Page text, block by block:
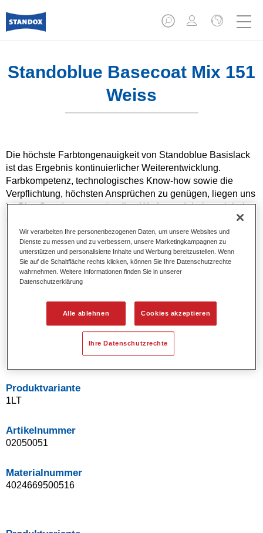
Standoblue Basecoat Mix 151
Weiss
Die höchste Farbtongenauigkeit von Standoblue Basislack
ist das Ergebnis kontinuierlicher Weiterentwicklung.
Farbkompetenz, technologisches Know-how sowie die
Verpflichtung, höchsten Ansprüchen zu genügen, liegen uns
im Blut. Standox unterstützt Ihre Werkstatt dabei, auch bei
speziellen Reparaturaufträgen und nicht alltäglichen
Farbtönen hervorragende Ergebnisse zu erzielen.
Produktmerkmale
Uni- und Spezialeffekt-Farbtöne.
Ausgezeichnete Farbtongenauigkeit.
Ausgezeichnetes Deckvermögen.
Ermöglicht Reparaturlackierungen ohne Übergänge.
Hervorragend zur Beilackierung geeignet.
Kann gehärtet werden.
Effiziente Lackierung in einem Arbeitsgang.
Produktvariante
1LT
Artikelnummer
02050051
Materialnummer
4024669500516
Wir verarbeiten Ihre personenbezogenen Daten, um unsere Websites und
Dienste zu messen und zu verbessern, unsere Marketingkampagnen zu
unterstützen und personalisierte Inhalte und Werbung bereitzustellen. Wenn
Sie auf die Schaltfläche rechts klicken, können Sie Ihre Datenschutzrechte
wahrnehmen. Weitere Informationen finden Sie in unserer
Datenschutzerklärung
Alle ablehnen Cookies akzeptieren
Ihre Datenschutzrechte